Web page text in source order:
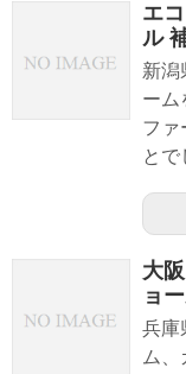
エ
ル
新潟
ーム
ファ
とで
大
ョ
兵庫
ム、